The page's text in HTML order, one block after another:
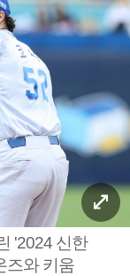
'2024 신한
즈와 키움